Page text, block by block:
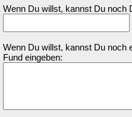
Wenn Du willst, kannst Du noch
Wenn Du willst, kannst Du noch
Fund eingeben: